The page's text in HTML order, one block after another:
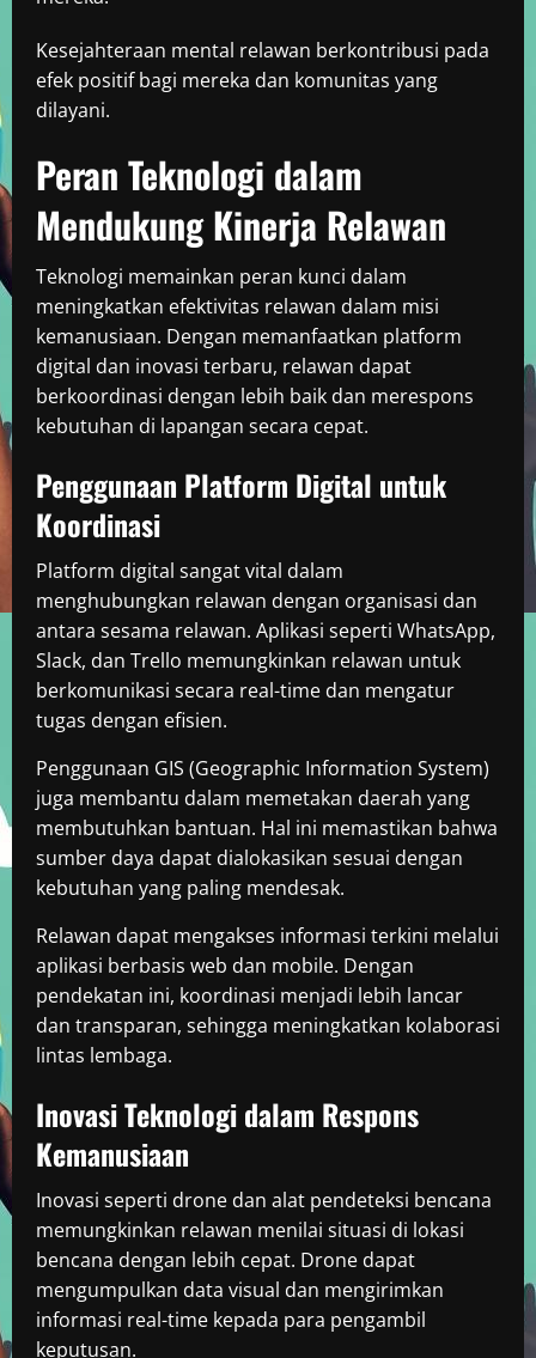
Kesejahteraan mental relawan berkontribusi pada
efek positif bagi mereka dan komunitas yang
dilayani.
Peran Teknologi dalam
Mendukung Kinerja Relawan
Teknologi memainkan peran kunci dalam
meningkatkan efektivitas relawan dalam misi
kemanusiaan. Dengan memanfaatkan platform
digital dan inovasi terbaru, relawan dapat
berkoordinasi dengan lebih baik dan merespons
kebutuhan di lapangan secara cepat.
Penggunaan Platform Digital untuk
Koordinasi
Platform digital sangat vital dalam
menghubungkan relawan dengan organisasi dan
antara sesama relawan. Aplikasi seperti WhatsApp,
Slack, dan Trello memungkinkan relawan untuk
berkomunikasi secara real-time dan mengatur
tugas dengan efisien.
Penggunaan GIS (Geographic Information System)
juga membantu dalam memetakan daerah yang
membutuhkan bantuan. Hal ini memastikan bahwa
sumber daya dapat dialokasikan sesuai dengan
kebutuhan yang paling mendesak.
Relawan dapat mengakses informasi terkini melalui
aplikasi berbasis web dan mobile. Dengan
pendekatan ini, koordinasi menjadi lebih lancar
dan transparan, sehingga meningkatkan kolaborasi
lintas lembaga.
Inovasi Teknologi dalam Respons
Kemanusiaan
Inovasi seperti drone dan alat pendeteksi bencana
memungkinkan relawan menilai situasi di lokasi
bencana dengan lebih cepat. Drone dapat
mengumpulkan data visual dan mengirimkan
informasi real-time kepada para pengambil
keputusan.